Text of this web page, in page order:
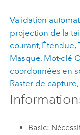
Validation
projection de la
courant, Étendue,
Masque, Mot-clé
coordonnées en
Raster de capture,
Basic: